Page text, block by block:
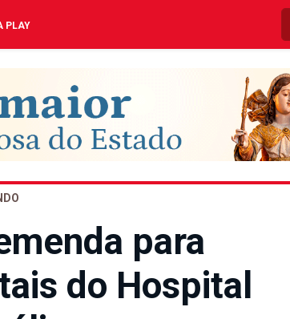
PLAY
para
do Hospital